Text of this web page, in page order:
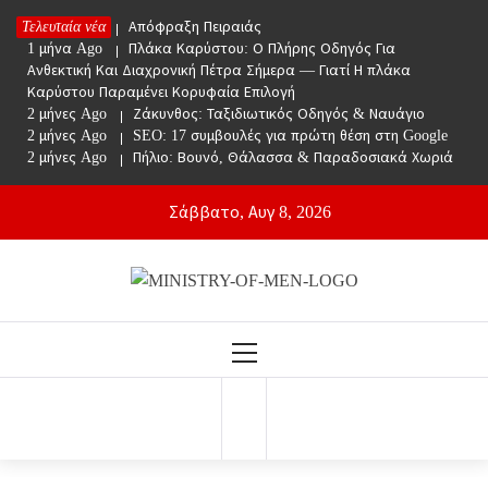
Skip
content
Τελευταία νέα
1 μήνα Ago
Απόφραξη Πειραιάς
1 μήνα Ago
Πλάκα Καρύστου: Ο Πλήρης Οδηγός Για
Ανθεκτική Και Διαχρονική Πέτρα Σήμερα — Γιατί Η πλάκα
Καρύστου Παραμένει Κορυφαία Επιλογή
2 μήνες Ago
Ζάκυνθος: Ταξιδιωτικός Οδηγός & Ναυάγιο
2 μήνες Ago
SEO: 17 συμβουλές για πρώτη θέση στη Google
2 μήνες Ago
Πήλιο: Βουνό, Θάλασσα & Παραδοσιακά Χωριά
Σάββατο, Αυγ 8, 2026
Ministry Of Men